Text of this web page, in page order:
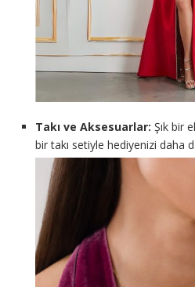
Takı ve Aksesuarlar: Şık bir
bir takı setiyle hediyenizi daha